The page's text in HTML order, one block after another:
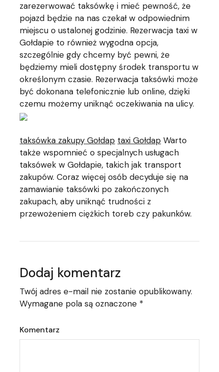
zarezerwować taksówkę i mieć pewność, że
pojazd będzie na nas czekał w odpowiednim
miejscu o ustalonej godzinie. Rezerwacja taxi w
Gołdapie to również wygodna opcja,
szczególnie gdy chcemy być pewni, że
będziemy mieli dostępny środek transportu w
określonym czasie. Rezerwacja taksówki może
być dokonana telefonicznie lub online, dzięki
czemu możemy uniknąć oczekiwania na ulicy.
taksówka zakupy Gołdap taxi Gołdap Warto
także wspomnieć o specjalnych usługach
taksówek w Gołdapie, takich jak transport
zakupów. Coraz więcej osób decyduje się na
zamawianie taksówki po zakończonych
zakupach, aby uniknąć trudności z
przewożeniem ciężkich toreb czy pakunków.
Dodaj komentarz
Twój adres e-mail nie zostanie opublikowany.
Wymagane pola są oznaczone *
Komentarz